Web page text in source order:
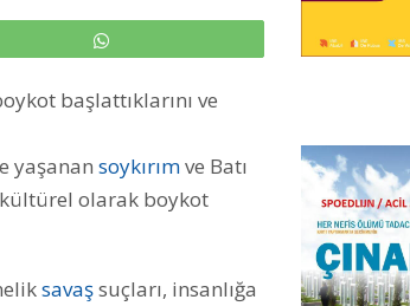
başlattıklarını ve
yaşanan soykırımve Batı
olarak boykot
savaşsuçları, insanlığa